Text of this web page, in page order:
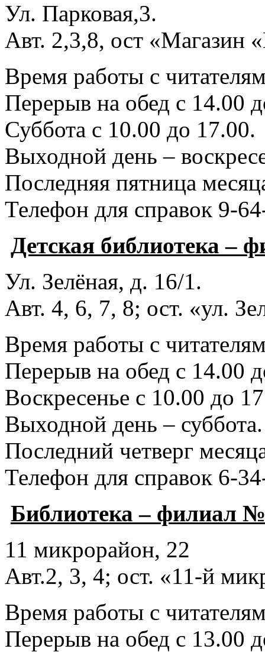
Ул. Парковая,3.
Авт. 2,3,8, ост «Магазин
Время работы с
Перерыв на обед с 14.00
Суббота с 10.00 до 17.00.
Выходной день –
Последняя пятница
Телефон для справок 9-
Детская библиотека –
Ул. Зелёная, д. 16/1.
Авт. 4, 6, 7, 8; ост. «ул.
Время работы с
Перерыв на обед с 14.00
Воскресенье с 10.00 до
Выходной день – суббота.
Последний четверг
Телефон для справок 6-
Библиотека – филиал
11 микрорайон, 22
Авт.2, 3, 4; ост. «11-й
Время работы с
Перерыв на обед с 13.00